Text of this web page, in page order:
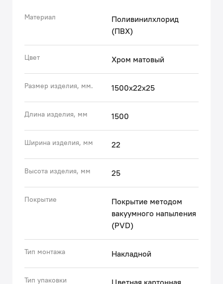
шланг от перекручивания и обеспечивает
комфортное использование. Можно не бояться
• Надежно сидит в держателе за счет резинового
уплотнительного кольца на конической гайке.
• Просто ухаживать: протирать салфеткой, можно с
мягким моющим средством.
Гарантия на душевые аксессуары IDDIS® – 3 года.
Материал
Поливинилхлорид
(ПВХ)
Цвет Хром матовый
Размер изделия, мм. 1500х22x25
Длина изделия, мм 1500
Ширина изделия, мм 22
Высота изделия, мм 25
Покрытие
Покрытие методом
вакуумного напыления
(PVD)
Тип монтажа Накладной
Тип упаковки Цветная картонная